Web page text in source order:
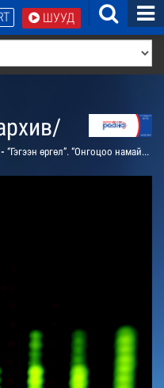
ШУУД
“Гэгээн өргөл”. “Онгоцоо намайг аваад яваач” тэмдэглэл /давтана/